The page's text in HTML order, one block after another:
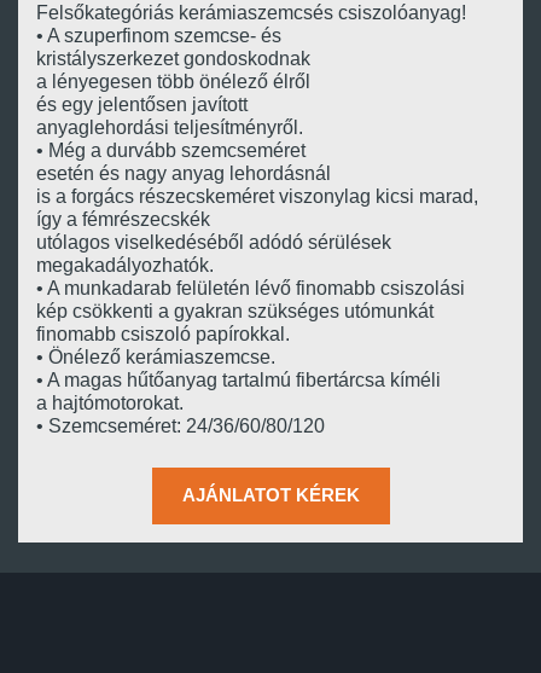
Felsőkategóriás kerámiaszemcsés csiszolóanyag!
• A szuperfinom szemcse- és
kristályszerkezet gondoskodnak
a lényegesen több önélező élről
és egy jelentősen javított
anyaglehordási teljesítményről.
• Még a durvább szemcseméret
esetén és nagy anyag lehordásnál
is a forgács részecskeméret viszonylag kicsi marad,
így a fémrészecskék
utólagos viselkedéséből adódó sérülések
megakadályozhatók.
• A munkadarab felületén lévő finomabb csiszolási
kép csökkenti a gyakran szükséges utómunkát
finomabb csiszoló papírokkal.
• Önélező kerámiaszemcse.
• A magas hűtőanyag tartalmú fibertárcsa kíméli
a hajtómotorokat.
• Szemcseméret: 24/36/60/80/120
AJÁNLATOT KÉREK